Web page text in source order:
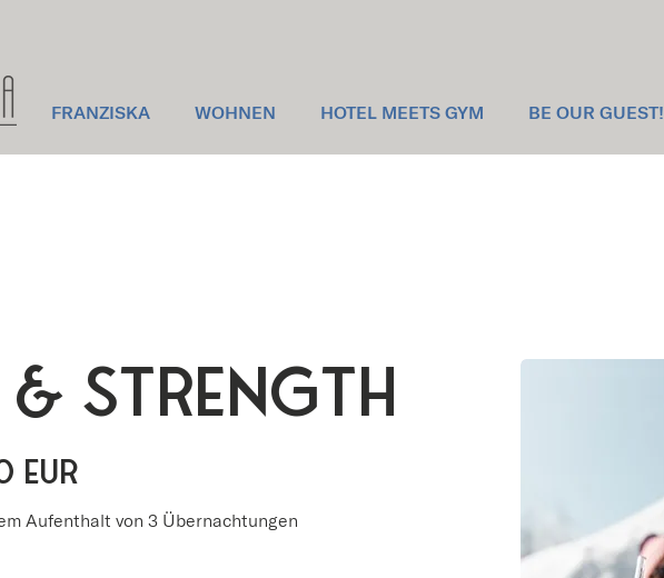
FRANZISKA WOHNEN HOTEL MEETS GYM BE OUR GUEST!
STRENGTH
EUR
Aufenthalt von 3 Übernachtungen